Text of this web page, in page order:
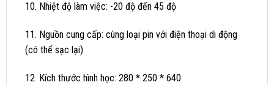
10. Nhiệt độ làm việc: -20 độ đến 45 độ
11. Nguồn cung cấp: cùng loại pin với điện thoại di động
(có thể sạc lại)
12. Kích thước hình học: 280 * 250 * 640